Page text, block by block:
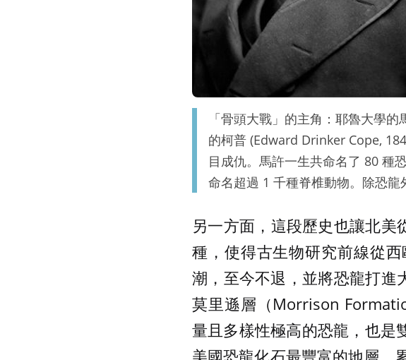
「骨頭大戰」的主角：耶魯大學
的柯普 (Edward Drinker Cope,
目成仇。馬許一生共命名了 80 種
命名超過 1 千種脊椎動物。除恐龍
另一方面，這段歷史也讓北
種，使得古生物研究前線從
潮，至今不退，並將恐龍打進
莫里遜層（Morrison
量且多樣性極高的恐龍，也是
美國恐龍化石最豐富的地層，